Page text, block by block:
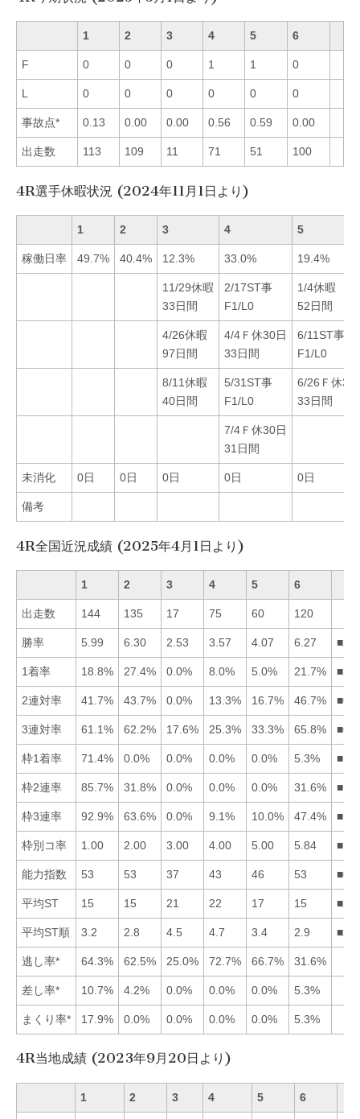
1 2 3 4 5 6
F 0 0 0 1 1 0
L 0 0 0 0 0 0
事故点* 0.13 0.00 0.00 0.56 0.59 0.00
出走数 113 109 11 71 51 100
4R選手休暇状況 (2024年11月1日より)
1 2 3 4 5
稼働日率 49.7% 40.4% 12.3% 33.0% 19.4%
11/29休暇
33日間
2/17ST事
F1/L0
1/4休暇
52日間
4/26休暇
97日間
4/4Ｆ休30日
33日間
6/11ST事
F1/L0
8/11休暇
40日間
5/31ST事
F1/L0
6/26Ｆ休30
33日間
7/4Ｆ休30日
31日間
未消化 0日 0日 0日 0日 0日
備考
4R全国近況成績 (2025年4月1日より)
1 2 3 4 5 6
出走数 144 135 17 75 60 120
勝率 5.99 6.30 2.53 3.57 4.07 6.27
1着率 18.8% 27.4% 0.0% 8.0% 5.0% 21.7%
2連対率 41.7% 43.7% 0.0% 13.3% 16.7% 46.7%
3連対率 61.1% 62.2% 17.6% 25.3% 33.3% 65.8%
枠1着率 71.4% 0.0% 0.0% 0.0% 0.0% 5.3%
枠2連率 85.7% 31.8% 0.0% 0.0% 0.0% 31.6%
枠3連率 92.9% 63.6% 0.0% 9.1% 10.0% 47.4%
枠別コ率 1.00 2.00 3.00 4.00 5.00 5.84
能力指数 53 53 37 43 46 53
平均ST 15 15 21 22 17 15
平均ST順 3.2 2.8 4.5 4.7 3.4 2.9
逃し率* 64.3% 62.5% 25.0% 72.7% 66.7% 31.6%
差し率* 10.7% 4.2% 0.0% 0.0% 0.0% 5.3%
まくり率* 17.9% 0.0% 0.0% 0.0% 0.0% 5.3%
4R当地成績 (2023年9月20日より)
1 2 3 4 5 6